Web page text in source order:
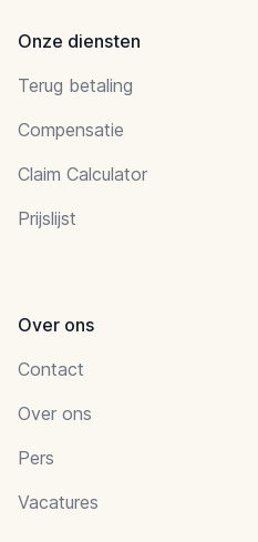
Onze diensten
Terug betaling
Compensatie
Claim Calculator
Prijslijst
Over ons
Contact
Over ons
Pers
Vacatures